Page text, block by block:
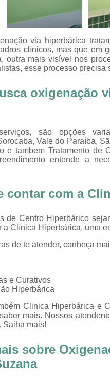
via hiperbárica
clínicos, mas que em
outra mais visível nos
esse processo precisa
oxigenação
são opções
Vale do Paraíba,
e tambem Tratamento de
entende a
contar com a
de Centro Hiperbárico
a Clínica Hiperbárica, uma
de te atender, conheça
e Curativos
Hiperbárica
Clinica Hiperbárica e
mais. Nossos
Saiba mais!
sobre